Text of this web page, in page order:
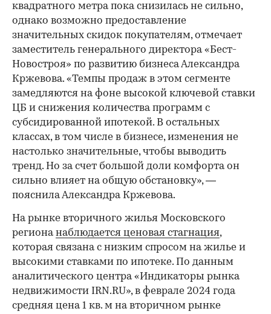
квадратного метра пока снизилась не сильно,
однако возможно предоставление
значительных скидок покупателям, отмечает
заместитель генерального директора «Бест-
Новостроя» по развитию бизнеса Александра
Кржевова. «Темпы продаж в этом сегменте
замедляются на фоне высокой ключевой ставки
ЦБ и снижения количества программ с
субсидированной ипотекой. В остальных
классах, в том числе в бизнесе, изменения не
настолько значительные, чтобы выводить
тренд. Но за счет большой доли комфорта он
сильно влияет на общую обстановку», —
пояснила Александра Кржевова.
На рынке вторичного жилья Московского
регионанаблюдается ценовая стагнация,
которая связана с низким спросом на жилье и
высокими ставками по ипотеке. По данным
аналитического центра «Индикаторы рынка
недвижимости IRN.RU», в феврале 2024 года
средняя цена 1 кв. м на вторичном рынке